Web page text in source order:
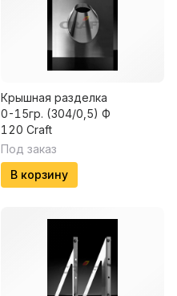
Крышная разделка
0-15гр. (304/0,5) Ф
120 Craft
Под заказ
В корзину